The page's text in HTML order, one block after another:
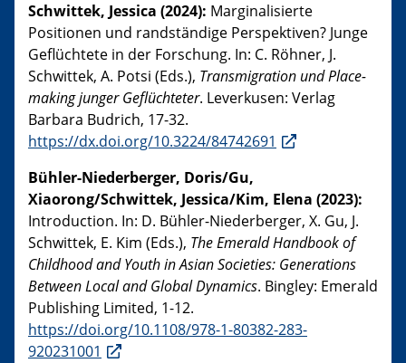
Schwittek, Jessica (2024): Marginalisierte
Positionen und randständige Perspektiven? Junge
Geflüchtete in der Forschung. In: C. Röhner, J.
Schwittek, A. Potsi (Eds.), Transmigration und Place-
making junger Geflüchteter. Leverkusen: Verlag
Barbara Budrich, 17-32.
https://dx.doi.org/10.3224/84742691
Bühler-Niederberger, Doris/Gu,
Xiaorong/Schwittek, Jessica/Kim, Elena (2023):
Introduction. In: D. Bühler-Niederberger, X. Gu, J.
Schwittek, E. Kim (Eds.), The Emerald Handbook of
Childhood and Youth in Asian Societies: Generations
Between Local and Global Dynamics. Bingley: Emerald
Publishing Limited, 1-12.
https://doi.org/10.1108/978-1-80382-283-
920231001